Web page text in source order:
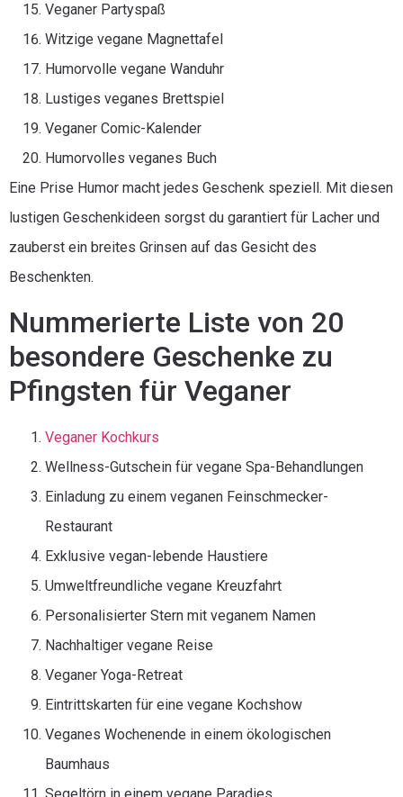
Veganer Partyspaß
Witzige vegane Magnettafel
Humorvolle vegane Wanduhr
Lustiges veganes Brettspiel
Veganer Comic-Kalender
Humorvolles veganes Buch
Eine Prise Humor macht jedes Geschenk speziell. Mit diesen
lustigen Geschenkideen sorgst du garantiert für Lacher und
zauberst ein breites Grinsen auf das Gesicht des
Beschenkten.
Nummerierte Liste von 20
besondere Geschenke zu
Pfingsten für Veganer
Veganer Kochkurs
Wellness-Gutschein für vegane Spa-Behandlungen
Einladung zu einem veganen Feinschmecker-
Restaurant
Exklusive vegan-lebende Haustiere
Umweltfreundliche vegane Kreuzfahrt
Personalisierter Stern mit veganem Namen
Nachhaltiger vegane Reise
Veganer Yoga-Retreat
Eintrittskarten für eine vegane Kochshow
Veganes Wochenende in einem ökologischen
Baumhaus